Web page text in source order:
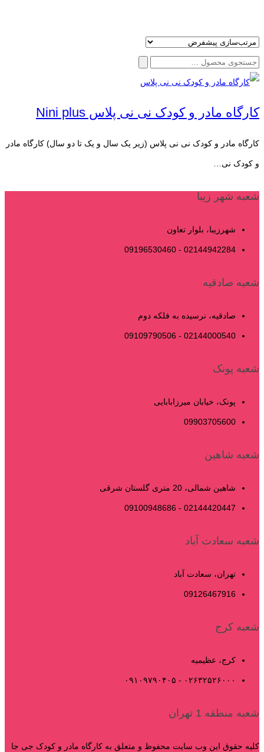
جستجو
برای:
کارگاه مادر و کودک نی نی پلاس Nini plus
کارگاه مادر و کودک نی نی پلاس (زیر یک سال و یک تا دو سال) کارگاه مادر
و ‌کودک نی…
شعبه شهر زیبا
شهرزیبا، بلوار تعاون
02144942284 - 09196530460
شعبه صادقیه
صادقیه، نرسیده به فلکه دوم
02144000540 - 09109790506
شعبه پونک
پونک، خیابان میرزابابایی
09903705600
شعبه شاهین
شاهین شمالی، 20 متری گلستان شرقی
02144420447 - 09100948686
شعبه سعادت آباد
تهران، سعادت آباد
09126467916
شعبه کرج
کرج، عظیمیه
۰۲۶۳۲۵۲۶۰۰۰ - ۰۹۱۰۹۷۹۰۴۰۵
شعبه منطقه 1 تهران
کلیه حقوق این وب سایت محفوظ و متعلق به کارگاه مادر و کودک جی جا